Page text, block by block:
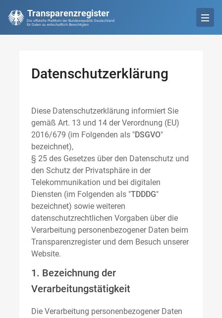
Transparenzregister
Die offizielle Plattform der Bundesrepublik Deutschland
für Daten zu wirtschaftlich Berechtigten
Datenschutzerklärung
Diese Datenschutzerklärung informiert Sie
gemäß Art. 13 und 14 der Verordnung (EU)
2016/679 (im Folgenden als "DSGVO"
bezeichnet),
§ 25 des Gesetzes über den Datenschutz und
den Schutz der Privatsphäre in der
Telekommunikation und bei digitalen
Diensten (im Folgenden als "TDDDG"
bezeichnet) sowie weiteren
datenschutzrechtlichen Vorgaben über die
Verarbeitung personenbezogener Daten beim
Transparenzregister und dem Besuch unserer
Website.
1. Bezeichnung der
Verarbeitungstätigkeit
Die Verarbeitung personenbezogener Daten